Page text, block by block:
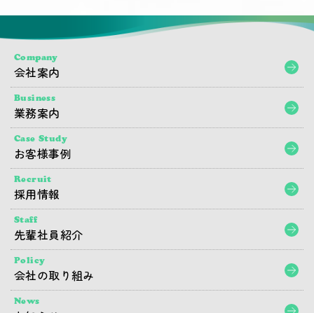
Company
会社案内
Business
業務案内
Case Study
お客様事例
Recruit
採用情報
Staff
先輩社員紹介
Policy
会社の取り組み
News